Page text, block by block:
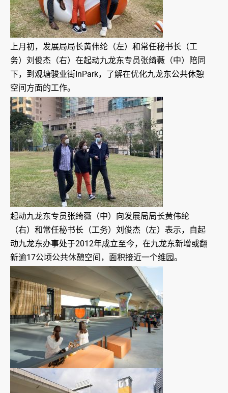
上月初，发展局局长黄伟纶（左）和常任秘书长（工
务）刘俊杰（右）在起动九龙东专员张绮薇（中）陪同
下，到观塘骏业街InPark，了解在优化九龙东公共休憩
空间方面的工作。
起动九龙东专员张绮薇（中）向发展局局长黄伟纶
（右）和常任秘书长（工务）刘俊杰（左）表示，自起
动九龙东办事处于2012年成立至今，在九龙东新增或翻
新逾17公顷公共休憩空间，面积接近一个维园。